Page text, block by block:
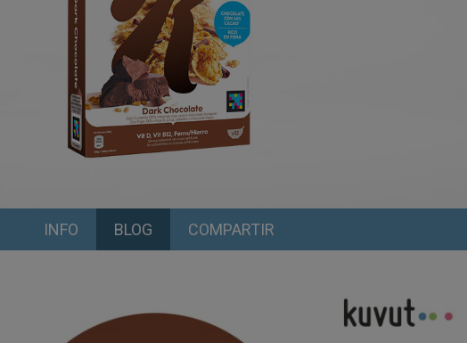
INFO BLOG COMPARTIR